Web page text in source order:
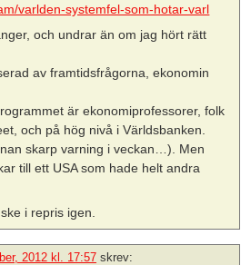
varlden-systemfel-som-hotar-varl
och undrar än om jag hört rätt
av framtidsfrågorna, ekonomin
är ekonomiprofessorer, folk
och på hög nivå i Världsbanken.
skarp varning i veckan…). Men
till ett USA som hade helt andra
i repris igen.
2012 kl. 17:57 skrev: